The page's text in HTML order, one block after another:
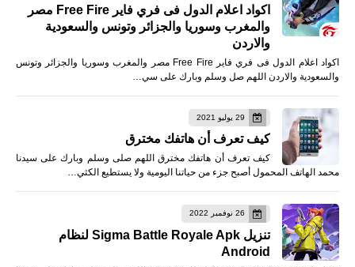
اكواد اعلام الدول فى فري فاير Free Fire مصر
والمغرب وسوريا والجزائر وتونس والسعودية
والاردن
اكواد اعلام الدول فى فري فاير Free Fire مصر والمغرب وسوريا والجزائر وتونس
والسعودية والاردن اللهم صل وسلم وبارك على سي…
29 يوليو 2021
كيف تعرف أن هاتفك مخترق
كيف تعرف أن هاتفك مخترق اللهم صلى وسلم وبارك على سيدنا
محمد الهاتف المحمول أصبح جزء من حياتنا اليومية ولا يستطيع الكثي…
26 نوفمبر 2022
تنزيل Sigma Battle Royale Apk لنظام
Android